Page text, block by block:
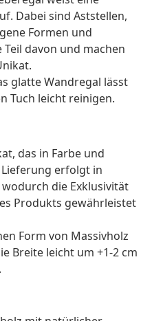
Dabei sind Aststellen,
Formen und
davon und machen
glatte Wandregal lässt
Tuch leicht reinigen.
das in Farbe und
erfolgt in
die Exklusivität
Produkts gewährleistet
Form von Massivholz
Breite leicht um +1-2 cm